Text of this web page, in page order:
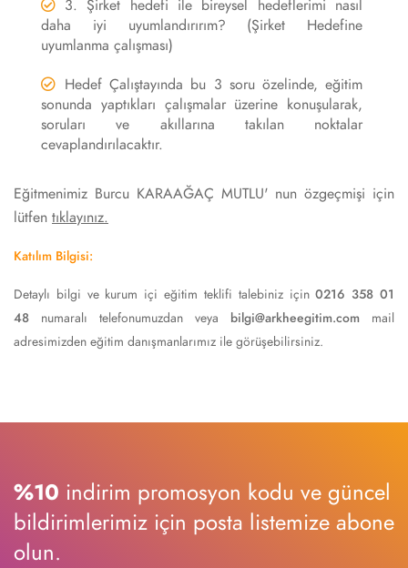
3. Şirket hedefi ile bireysel hedeflerimi nasıl
daha iyi uyumlandırırım? (Şirket Hedefine
uyumlanma çalışması)
Hedef Çalıştayında bu 3 soru özelinde, eğitim
sonunda yaptıkları çalışmalar üzerine konuşularak,
soruları ve akıllarına takılan noktalar
cevaplandırılacaktır.
Eğitmenimiz Burcu KARAAĞAÇ MUTLU' nun özgeçmişi için
lütfen tıklayınız.
Katılım Bilgisi:
Detaylı bilgi ve kurum içi eğitim teklifi talebiniz için0216 358 01
48 numaralı telefonumuzdan veya bilgi@arkheegitim.com mail
adresimizden eğitim danışmanlarımız ile görüşebilirsiniz.
%10 indirim promosyon kodu ve güncel
bildirimlerimiz için posta listemize abone
olun.